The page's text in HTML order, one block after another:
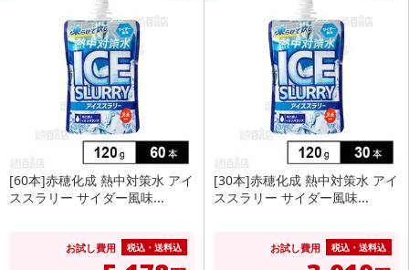
[60本]赤穂化成 熱中対策水 アイ
ススラリー サイダー風味...
お試し費用 税込・送料込
[30本]赤穂化成 熱中対策水 アイ
ススラリー サイダー風味...
お試し費用 税込・送料込